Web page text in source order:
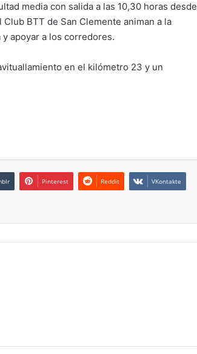
media con salida a las 10,30 horas desde
BTT de San Clemente animan a la
apoyar a los corredores.
en el kilómetro 23 y un
Pinterest Reddit VKontakte